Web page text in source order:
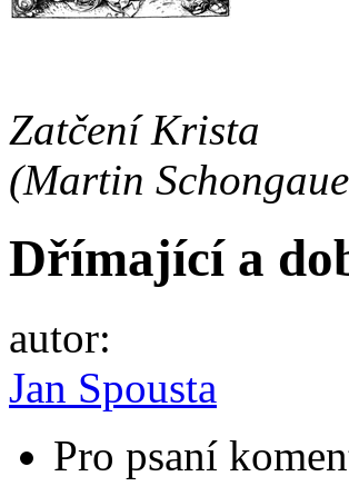
Zatčení Krista
(Martin
Dřímající a
autor:
Jan Spousta
Pro psaní